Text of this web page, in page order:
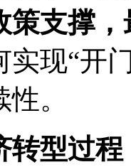
策支撑
实现“开
。
转型过